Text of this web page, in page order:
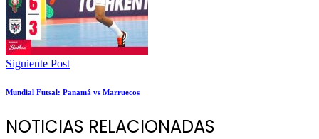
Siguiente Post
Mundial Futsal: Panamá vs Marruecos
NOTICIAS RELACIONADAS